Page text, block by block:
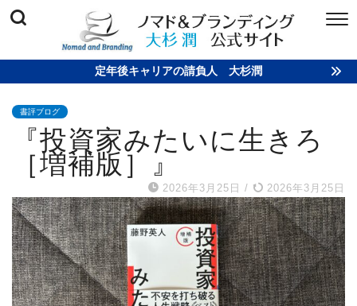
定年後キャリアの請負人 大杉潤
書評ブログ
『投資家みたいに生きろ
［増補版］』
2026年3月25日 / 2026年3月25日